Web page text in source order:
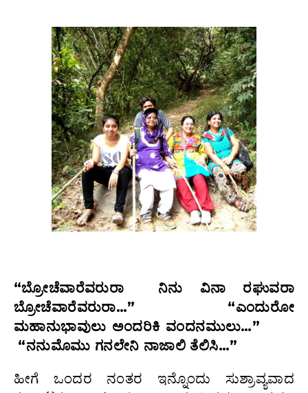
“ಬ್ರೋಚೆವಾರೆವರುರಾ ನಿನು ವಿನಾ ರಘುವರಾ
ಬ್ರೋಚೆವಾರೆವರುರಾ…”
“ಎಂದುರೋ
ಮಹಾನುಭಾವುಲು ಅಂದರಿಕಿ ವಂದನಮುಲು…”
“ನನುಮೊಮು ಗನಲೇನಿ ನಾಜಾಲಿ ತೆಲಿಸಿ…”
ಹೀಗೆ ಒಂದರ ನಂತರ ಇನ್ನೊಂದು ಸುಶ್ರಾವ್ಯವಾದ